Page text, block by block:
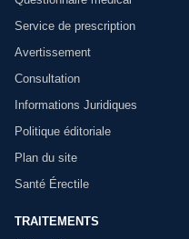
Service de prescription
Avertissement
Consultation
Informations Juridiques
Politique éditoriale
Plan du site
Santé Érectile
TRAITEMENTS